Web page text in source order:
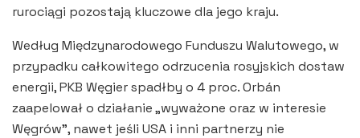
rurociągi pozostają kluczowe dla jego kraju.
Według Międzynarodowego Funduszu Walutowego, w
przypadku całkowitego odrzucenia rosyjskich dostaw
energii, PKB Węgier spadłby o 4 proc. Orbán
zaapelował o działanie „wyważone oraz w interesie
Węgrów”, nawet jeśli USA i inni partnerzy nie